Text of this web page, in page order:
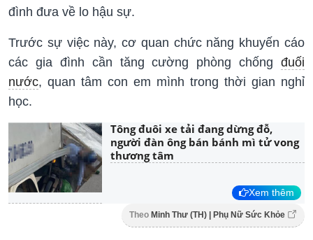
đình đưa về lo hậu sự.
Trước sự việc này, cơ quan chức năng khuyến cáo
các gia đình cần tăng cường phòng chống đuối
nước, quan tâm con em mình trong thời gian nghỉ
học.
Tông đuôi xe tải đang dừng đỗ,
người đàn ông bán bánh mì tử vong
thương tâm
Xem thêm
Theo Minh Thư (TH) | Phụ Nữ Sức Khỏe